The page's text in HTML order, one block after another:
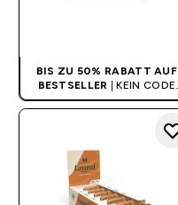
BIS ZU 50% RABATT AUF
BESTSELLER
| KEIN CODE
BENÖTIGT